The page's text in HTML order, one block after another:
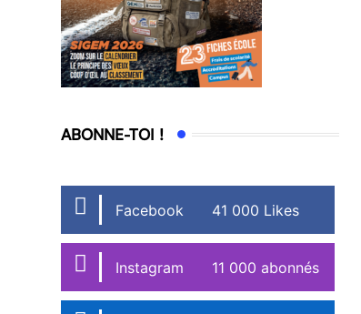
ABONNE-TOI !
Facebook 41 000 Likes
Instagram 11 000 abonnés